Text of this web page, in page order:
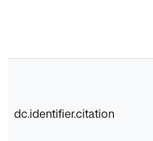
dc.identifier.citation